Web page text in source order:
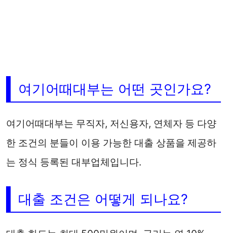
여기어때대부는 어떤 곳인가요?
여기어때대부는 무직자, 저신용자, 연체자 등 다양
한 조건의 분들이 이용 가능한 대출 상품을 제공하
는 정식 등록된 대부업체입니다.
대출 조건은 어떻게 되나요?